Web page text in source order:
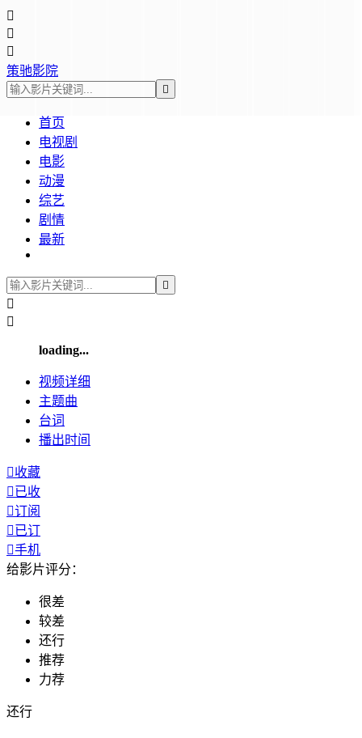



策驰影院

首页
电视剧
电影
动漫
综艺
剧情
最新



loading...
视频详细
主题曲
台词
播出时间
收藏
已收
订阅
已订
手机
给影片评分：
很差
较差
还行
推荐
力荐
还行